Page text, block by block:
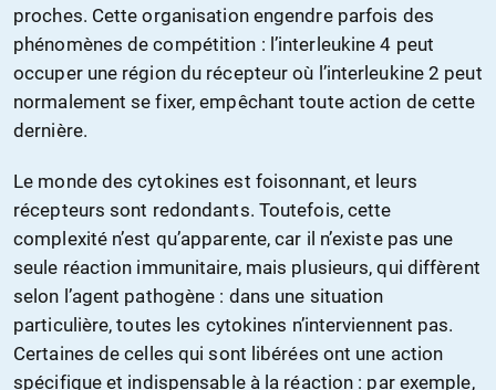
proches. Cette organisation engendre parfois des
phénomènes de compétition : l’interleukine 4 peut
occuper une région du récepteur où l’interleukine 2 peut
normalement se fixer, empêchant toute action de cette
dernière.
Le monde des cytokines est foisonnant, et leurs
récepteurs sont redondants. Toutefois, cette
complexité n’est qu’apparente, car il n’existe pas une
seule réaction immunitaire, mais plusieurs, qui diffèrent
selon l’agent pathogène : dans une situation
particulière, toutes les cytokines n’interviennent pas.
Certaines de celles qui sont libérées ont une action
spécifique et indispensable à la réaction : par exemple,